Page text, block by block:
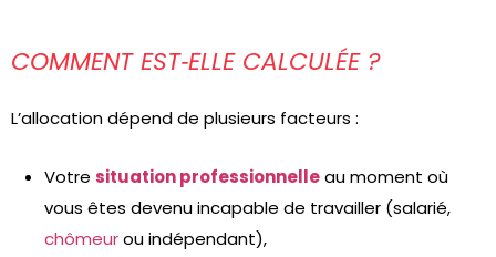
COMMENT EST‑ELLE CALCULÉE ?
L’allocation dépend de plusieurs facteurs :
Votre situation professionnelleau moment où
vous êtes devenu incapable de travailler (salarié,
chômeurou indépendant),